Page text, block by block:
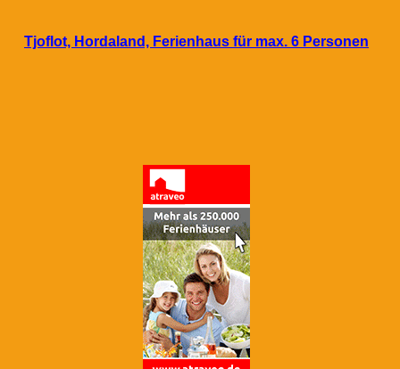
Tjoflot, Hordaland, Ferienhaus für max. 6 Personen